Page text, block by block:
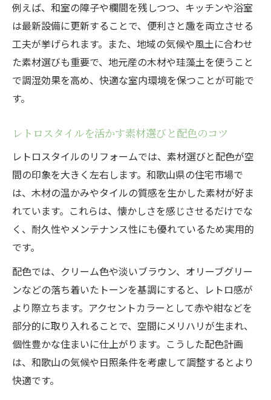
例えば、和室の障子や欄間を残しつつ、キッチンや浴室
は最新設備に更新することで、便利さと趣を両立させる
工夫が挙げられます。また、地域の気候や風土に合わせ
た素材選びも重要で、地元産の木材や珪藻土を使うこと
で調湿効果を高め、快適な室内環境を保つことが可能で
す。
レトロスタイルを活かす素材選びと配色のコツ
レトロスタイルのリフォームでは、素材選びと配色が空
間の印象を大きく左右します。和歌山県の住宅市場で
は、木材の温かみやタイルの質感を生かした素材が好ま
れています。これらは、懐かしさを感じさせるだけでな
く、耐久性やメンテナンス性にも優れているため実用的
です。
配色では、クリーム色や淡いブラウン、オリーブグリー
ンなどの落ち着いたトーンを基調にすると、レトロ感が
より際立ちます。アクセントカラーとして赤や紺などを
部分的に取り入れることで、空間にメリハリが生まれ、
個性豊かな住まいに仕上がります。こうした配色計画
は、和歌山の気候や日照条件を考慮して調整するとより
快適です。